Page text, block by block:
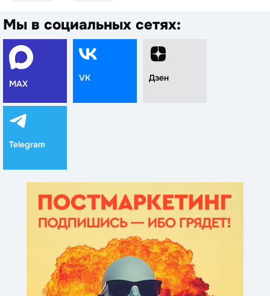
Мы в социальных сетях:
MAX
VK Дзен
Telegram